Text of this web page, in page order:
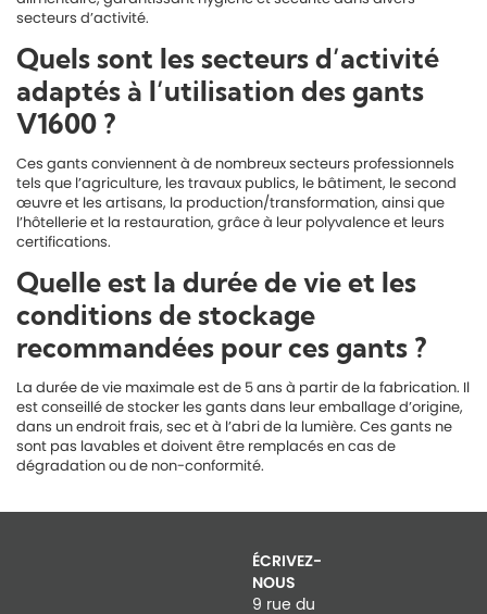
secteurs d’activité.
Quels sont les secteurs d’activité
adaptés à l’utilisation des gants
V1600 ?
Ces gants conviennent à de nombreux secteurs professionnels
tels que l’agriculture, les travaux publics, le bâtiment, le second
œuvre et les artisans, la production/transformation, ainsi que
l’hôtellerie et la restauration, grâce à leur polyvalence et leurs
certifications.
Quelle est la durée de vie et les
conditions de stockage
recommandées pour ces gants ?
La durée de vie maximale est de 5 ans à partir de la fabrication. Il
est conseillé de stocker les gants dans leur emballage d’origine,
dans un endroit frais, sec et à l’abri de la lumière. Ces gants ne
sont pas lavables et doivent être remplacés en cas de
dégradation ou de non-conformité.
ÉCRIVEZ-
NOUS
9 rue du